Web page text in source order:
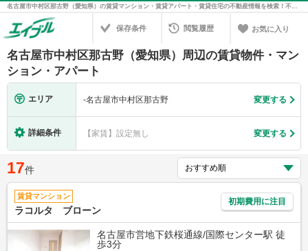
名古屋市中村区那古野（愛知県）の賃貸マンション・賃貸アパート・賃貸住宅の不動産情報を検索！不動産賃貸の物件探しは、お部屋探しのエイブル
保存条件 閲覧履歴 お気に入り
名古屋市中村区那古野（愛知県）周辺の賃貸物件・マン
ション・アパート
エリア -名古屋市中村区那古野 変更する
詳細条件 【家賃】設定無し 変更する
17件
賃貸マンション
ラコルタ ブローン
初期費用に注目
名古屋市営地下鉄桜通線/国際センター駅 徒
歩3分